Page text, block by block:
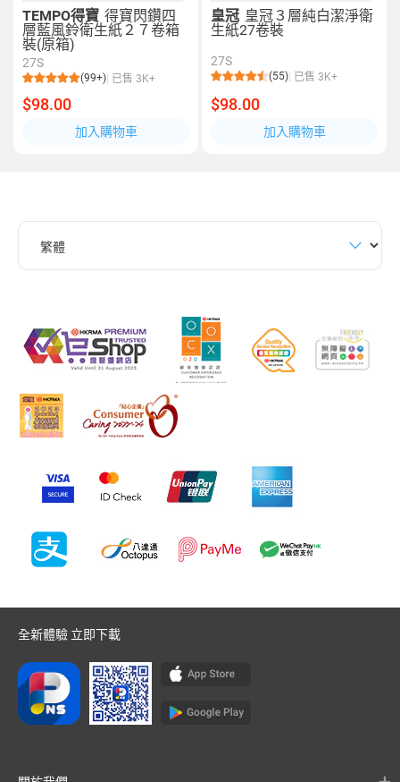
TEMPO得寶 得寶閃鑽四
層藍風鈴衛生紙２７卷箱
裝(原箱)
27S
(99+) 已售 3K+
$98.00
加入購物車
皇冠 皇冠３層純白潔淨衛
生紙27卷裝
27S
(55) 已售 3K+
$98.00
加入購物車
全新體驗 立即下載